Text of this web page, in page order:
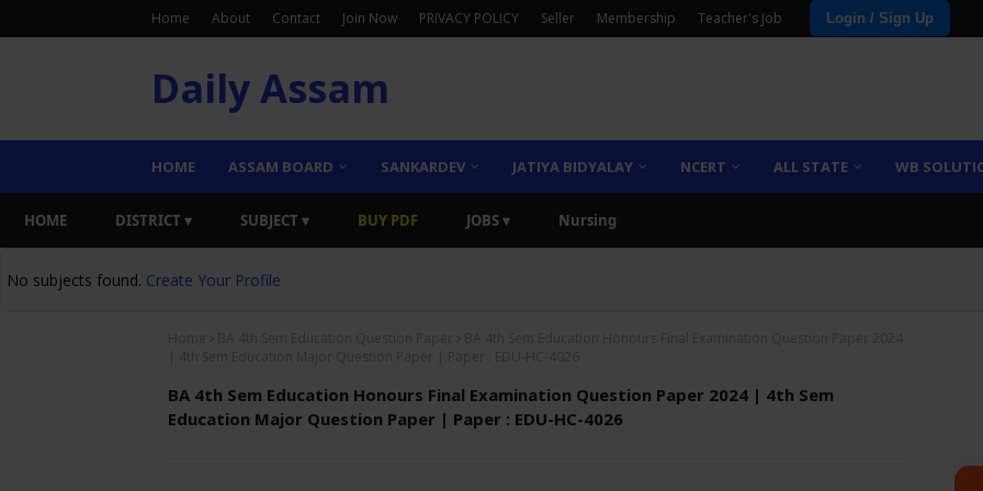
Home About Contact Join Now PRIVACY POLICY Seller Membership Teacher's Job Login / Sign Up
Daily Assam
HOME ASSAM BOARD SANKARDEV JATIYA BIDYALAY NCERT ALL STATE WB
HOME DISTRICT ▾ SUBJECT ▾ BUY PDF JOBS ▾ Nursing
No subjects found. Create Your Profile
BA 4th Sem Education Honours Final Examination Question Paper 2024 | 4th Sem
Education Major Question Paper | Paper : EDU-HC-4026